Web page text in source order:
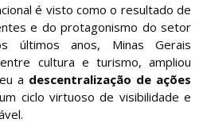
é visto como o resultado de
e do protagonismo do setor
últimos anos, Minas Gerais
cultura e turismo, ampliou
a descentralização de ações
ciclo virtuoso de visibilidade e